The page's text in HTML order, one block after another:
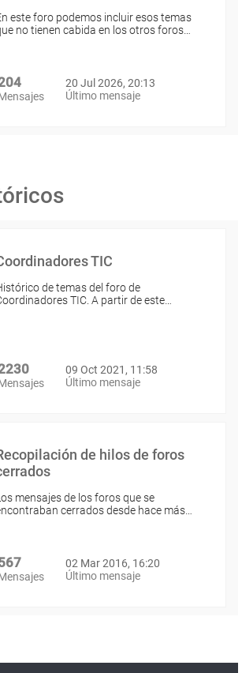
este foro podemos incluir esos temas
no tienen cabida en los otros foros…
20 Jul 2026, 20:13
Último mensaje
TIC
de temas del foro de
TIC. A partir de este…
09 Oct 2021, 11:58
Último mensaje
de hilos de foros
mensajes de los foros que se
cerrados desde hace más…
02 Mar 2016, 16:20
Último mensaje